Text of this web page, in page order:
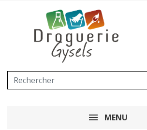
MENU